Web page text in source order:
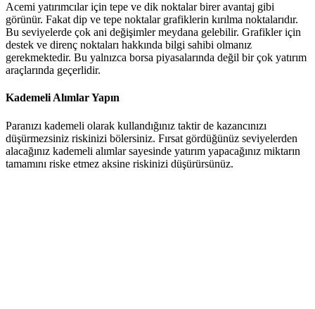
Acemi yatırımcılar için tepe ve dik noktalar birer avantaj gibi
görünür. Fakat dip ve tepe noktalar grafiklerin kırılma noktalarıdır.
Bu seviyelerde çok ani değişimler meydana gelebilir. Grafikler için
destek ve direnç noktaları hakkında bilgi sahibi olmanız
gerekmektedir. Bu yalnızca borsa piyasalarında değil bir çok yatırım
araçlarında geçerlidir.
Kademeli Alımlar Yapın
Paranızı kademeli olarak kullandığınız taktir de kazancınızı
düşürmezsiniz riskinizi bölersiniz. Fırsat gördüğünüz seviyelerden
alacağınız kademeli alımlar sayesinde yatırım yapacağınız miktarın
tamamını riske etmez aksine riskinizi düşürürsünüz.